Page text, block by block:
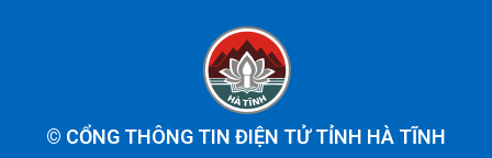
© CỔNG THÔNG TIN ĐIỆN TỬ TỈNH HÀ TĨNH